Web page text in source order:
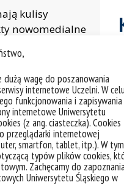
wagę do poszanowania
internetowe Uczelni. W
funkcjonowania i zapisywania
internetowe Uniwersytetu
(z ang. ciasteczka).
przeglądarki internetowej
smartfon, tablet, itp.). W tym
typów plików cookies,
Zachęcamy do
Uniwersytetu Śląskiego w
kulisy
nowomedialne
narzędzi i
zawodowych.
i